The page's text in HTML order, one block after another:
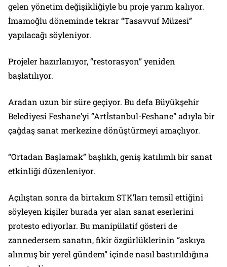
gelen yönetim değişikliğiyle bu proje yarım kalıyor.
İmamoğlu döneminde tekrar “Tasavvuf Müzesi”
yapılacağı söyleniyor.
Projeler hazırlanıyor, “restorasyon” yeniden
başlatılıyor.
Aradan uzun bir süre geçiyor. Bu defa Büyükşehir
Belediyesi Feshane’yi “Artİstanbul-Feshane” adıyla bir
çağdaş sanat merkezine dönüştürmeyi amaçlıyor.
“Ortadan Başlamak” başlıklı, geniş katılımlı bir sanat
etkinliği düzenleniyor.
Açılıştan sonra da birtakım STK’ları temsil ettiğini
söyleyen kişiler burada yer alan sanat eserlerini
protesto ediyorlar. Bu manipülatif gösteri de
zannedersem sanatın, fikir özgürlüklerinin “askıya
alınmış bir yerel gündem” içinde nasıl bastırıldığına